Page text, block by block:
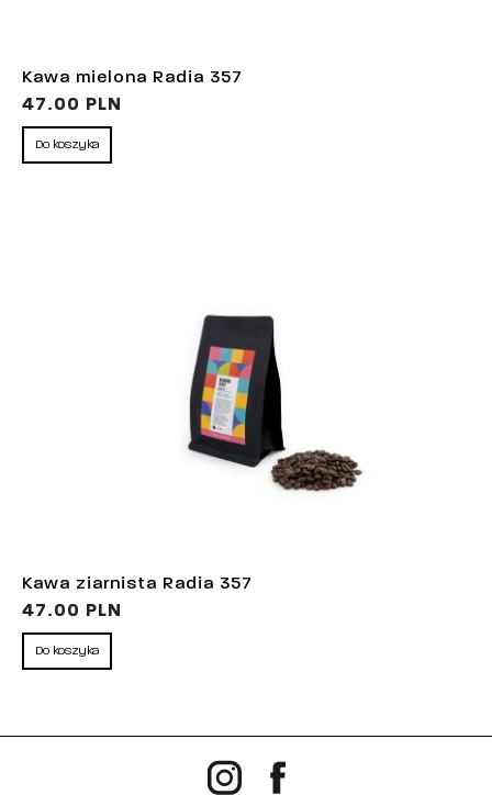
Kawa mielona Radia 357
47.00 PLN
Do koszyka
Kawa ziarnista Radia 357
47.00 PLN
Do koszyka